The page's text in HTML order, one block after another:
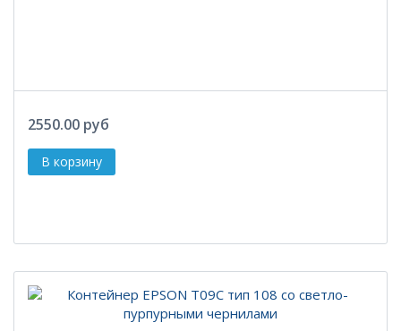
2550.00 руб